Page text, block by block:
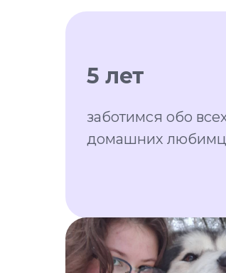
5 лет
заботимся обо
домашних